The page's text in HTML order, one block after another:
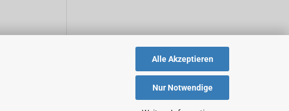
Alle Akzeptieren
Nur Notwendige